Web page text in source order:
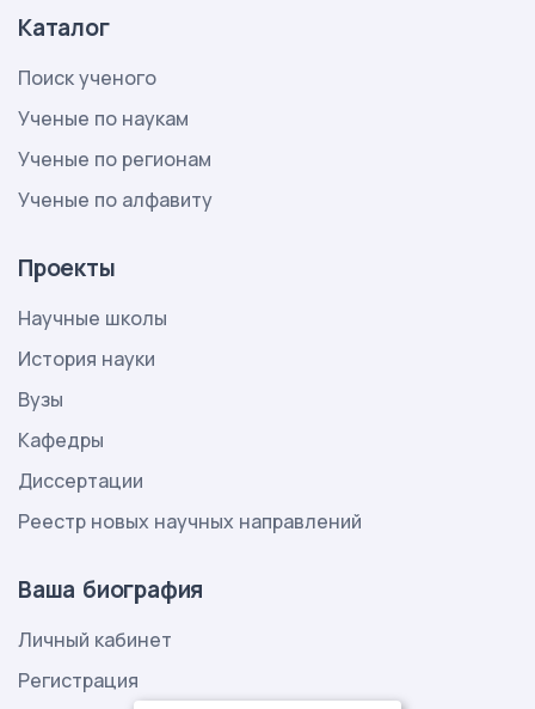
Каталог
Поиск ученого
Ученые по наукам
Ученые по регионам
Ученые по алфавиту
Проекты
Научные школы
История науки
Вузы
Кафедры
Диссертации
Реестр новых научных направлений
Ваша биография
Личный кабинет
Регистрация